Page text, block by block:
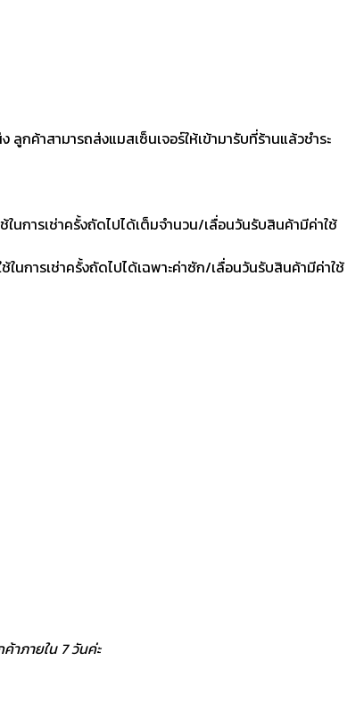
ค้าสามารถส่งแมสเซ็นเจอร์ให้เข้ามารับที่ร้านแล้วชำระ
การเช่าครั้งถัดไปได้เต็มจำนวน/เลื่อนวันรับสินค้ามีค่าใช้
การเช่าครั้งถัดไปได้เฉพาะค่าซัก/เลื่อนวันรับสินค้ามีค่าใช้
าภายใน 7 วันค่ะ